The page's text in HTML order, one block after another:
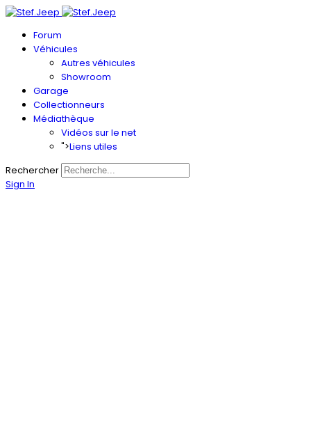
Forum
Véhicules
Autres véhicules
Showroom
Garage
Collectionneurs
Médiathèque
Vidéos sur le net
">Liens utiles
Rechercher
Sign In